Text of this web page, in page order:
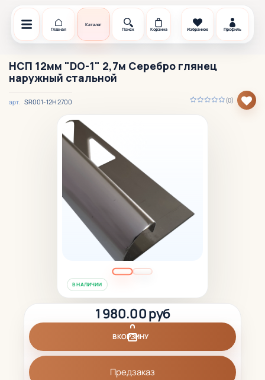
Главная
Каталог
Поиск
Корзина Избранное Профиль
НСП 12мм "DO-1" 2,7м Серебро глянец
наружный стальной
(0)
арт. SR001-12H 2700
В НАЛИЧИИ
1 980.00 руб
В КОРЗИНУ
Предзаказ